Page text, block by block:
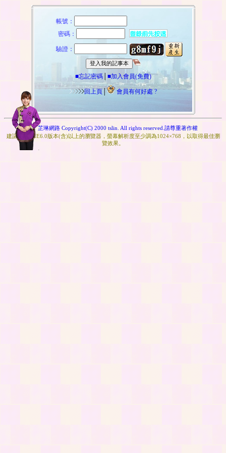
帳號：
密碼：
驗證：
■忘記密碼│ ■加入會員(免費)
回上頁│ 會員有何好處 ?
芷琳網路 Copyright(C) 2000 tslin. All rights reserved.請尊重著作權
建議您使用IE6.0版本(含)以上的瀏覽器，螢幕解析度至少調為1024×768，以取得最佳瀏
覽效果。